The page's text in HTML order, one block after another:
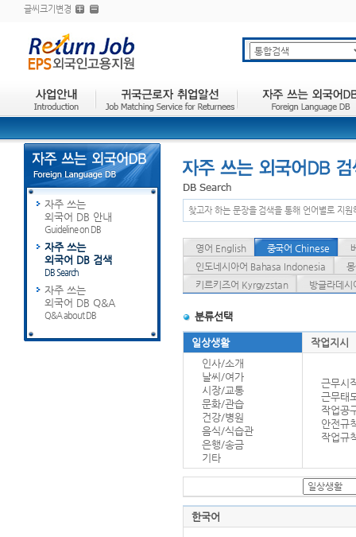
글씨크기변경
자주 쓰는
외국어 DB 안내
Guideline on DB
자주 쓰는
외국어 DB 검색
DB Search
자주 쓰는
외국어 DB Q&A
Q&A about DB
찾고자 하는 문장을 검색을 통해 언어별로 지원
영어 English 중국어 Chinese
인도네시아어 Bahasa Indonesia
키르키즈어 Kyrgyzstan
방글라데
분류선택
일상생활
작업지시
인사/소개
날씨/여가
시장/교통
문화/관습
건강/병원
음식/식습관
은행/송금
기타
근무시
근무태
작업공
안전규
작업규
한국어